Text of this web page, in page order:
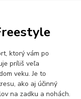
ktorý vám po
príliš veľa
veku. Je to
ako aj účinný
na zadku a nohách.